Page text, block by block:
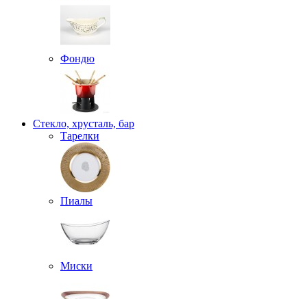
Фондю
Стекло, хрусталь, бар
Тарелки
Пиалы
Миски